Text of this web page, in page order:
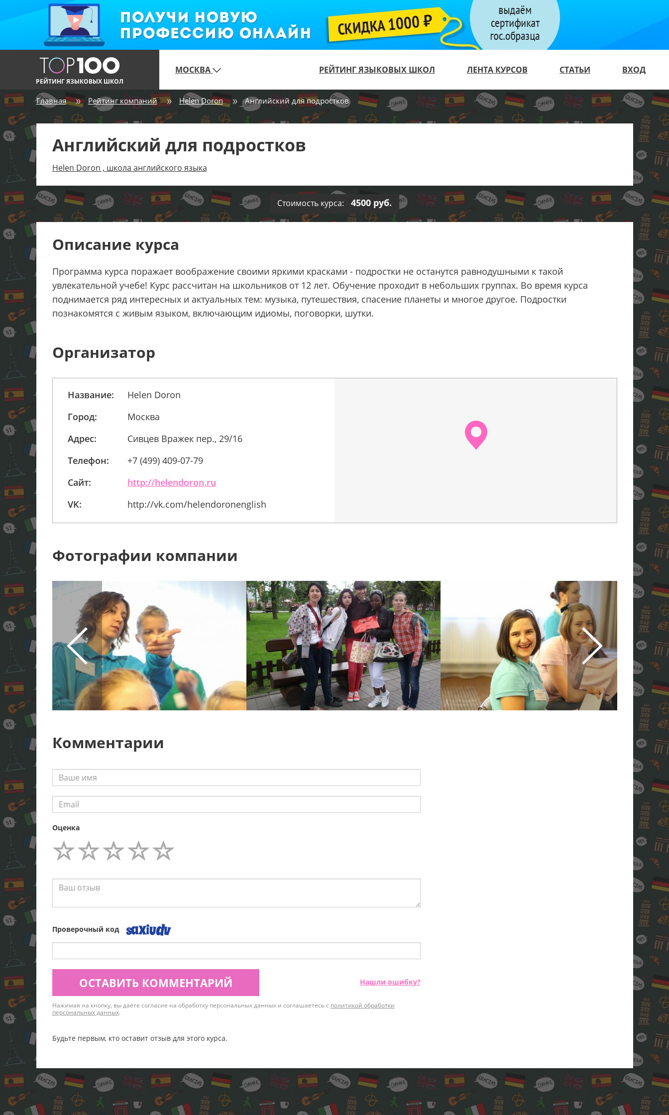
РЕЙТИНГ ЯЗЫКОВЫХ ШКОЛ
МОСКВА РЕЙТИНГ ЯЗЫКОВЫХ ШКОЛ ЛЕНТА КУРСОВ СТАТЬИ ВХОД
Главная Рейтинг компаний Helen Doron Английский для подростков
Английский для подростков
Helen Doron , школа английского языка
Стоимость курса: 4500 руб.
Описание курса
Программа курса поражает воображение своими яркими красками - подростки не останутся равнодушными к такой
увлекательной учебе! Курс рассчитан на школьников от 12 лет. Обучение проходит в небольших группах. Во время курса
поднимается ряд интересных и актуальных тем: музыка, путешествия, спасение планеты и многое другое. Подростки
познакомятся с живым языком, включающим идиомы, поговорки, шутки.
Организатор
Название:
Helen Doron
Город:
Москва
Адрес:
Сивцев Вражек пер., 29/16
Телефон:
+7 (499) 409-07-79
Сайт:
http://helendoron.ru
VK:
http://vk.com/helendoronenglish
Фотографии компании
Комментарии
Оценка
Проверочный код
ОСТАВИТЬ КОММЕНТАРИЙ Нашли ошибку?
Нажимая на кнопку, вы даёте согласие на обработку персональных данных и соглашаетесь с политикой обработки
персональных данных.
Будьте первым, кто оставит отзыв для этого курса.